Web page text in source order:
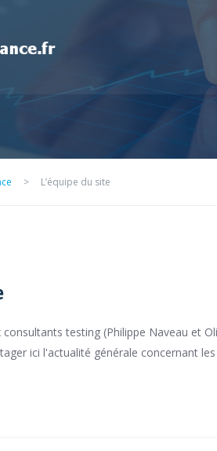
> L’équipe du site
testing (Philippe Naveau et
ici l'actualité générale concernant